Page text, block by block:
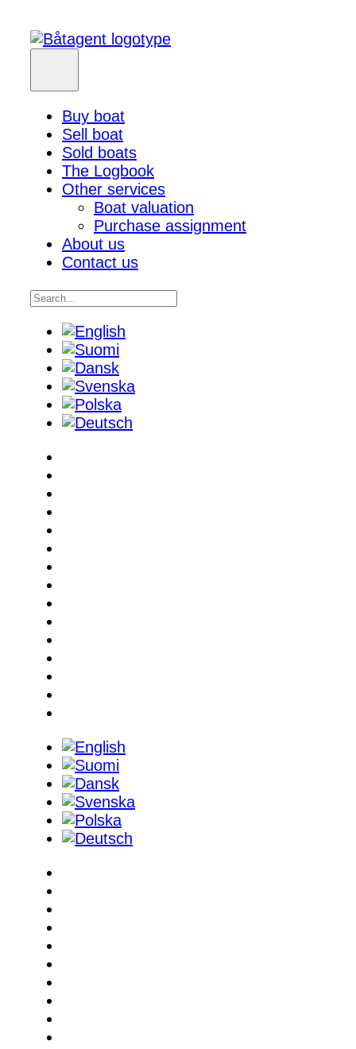
Buy boat
Sell boat
Sold boats
The Logbook
Other services
Boat valuation
Purchase assignment
About us
Contact us